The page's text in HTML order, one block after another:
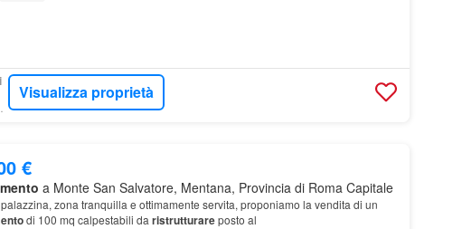
Visualizza proprietà
€
a Monte San Salvatore, Mentana, Provincia di Roma Capitale
zona tranquilla e ottimamente servita, proponiamo la vendita di un
di 100 mq calpestabili da ristrutturareposto al